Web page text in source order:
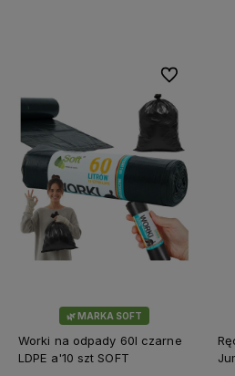
🌿 MARKA SOFT
Worki na odpady 60l czarne
LDPE a'10 szt SOFT
Do ulubionych